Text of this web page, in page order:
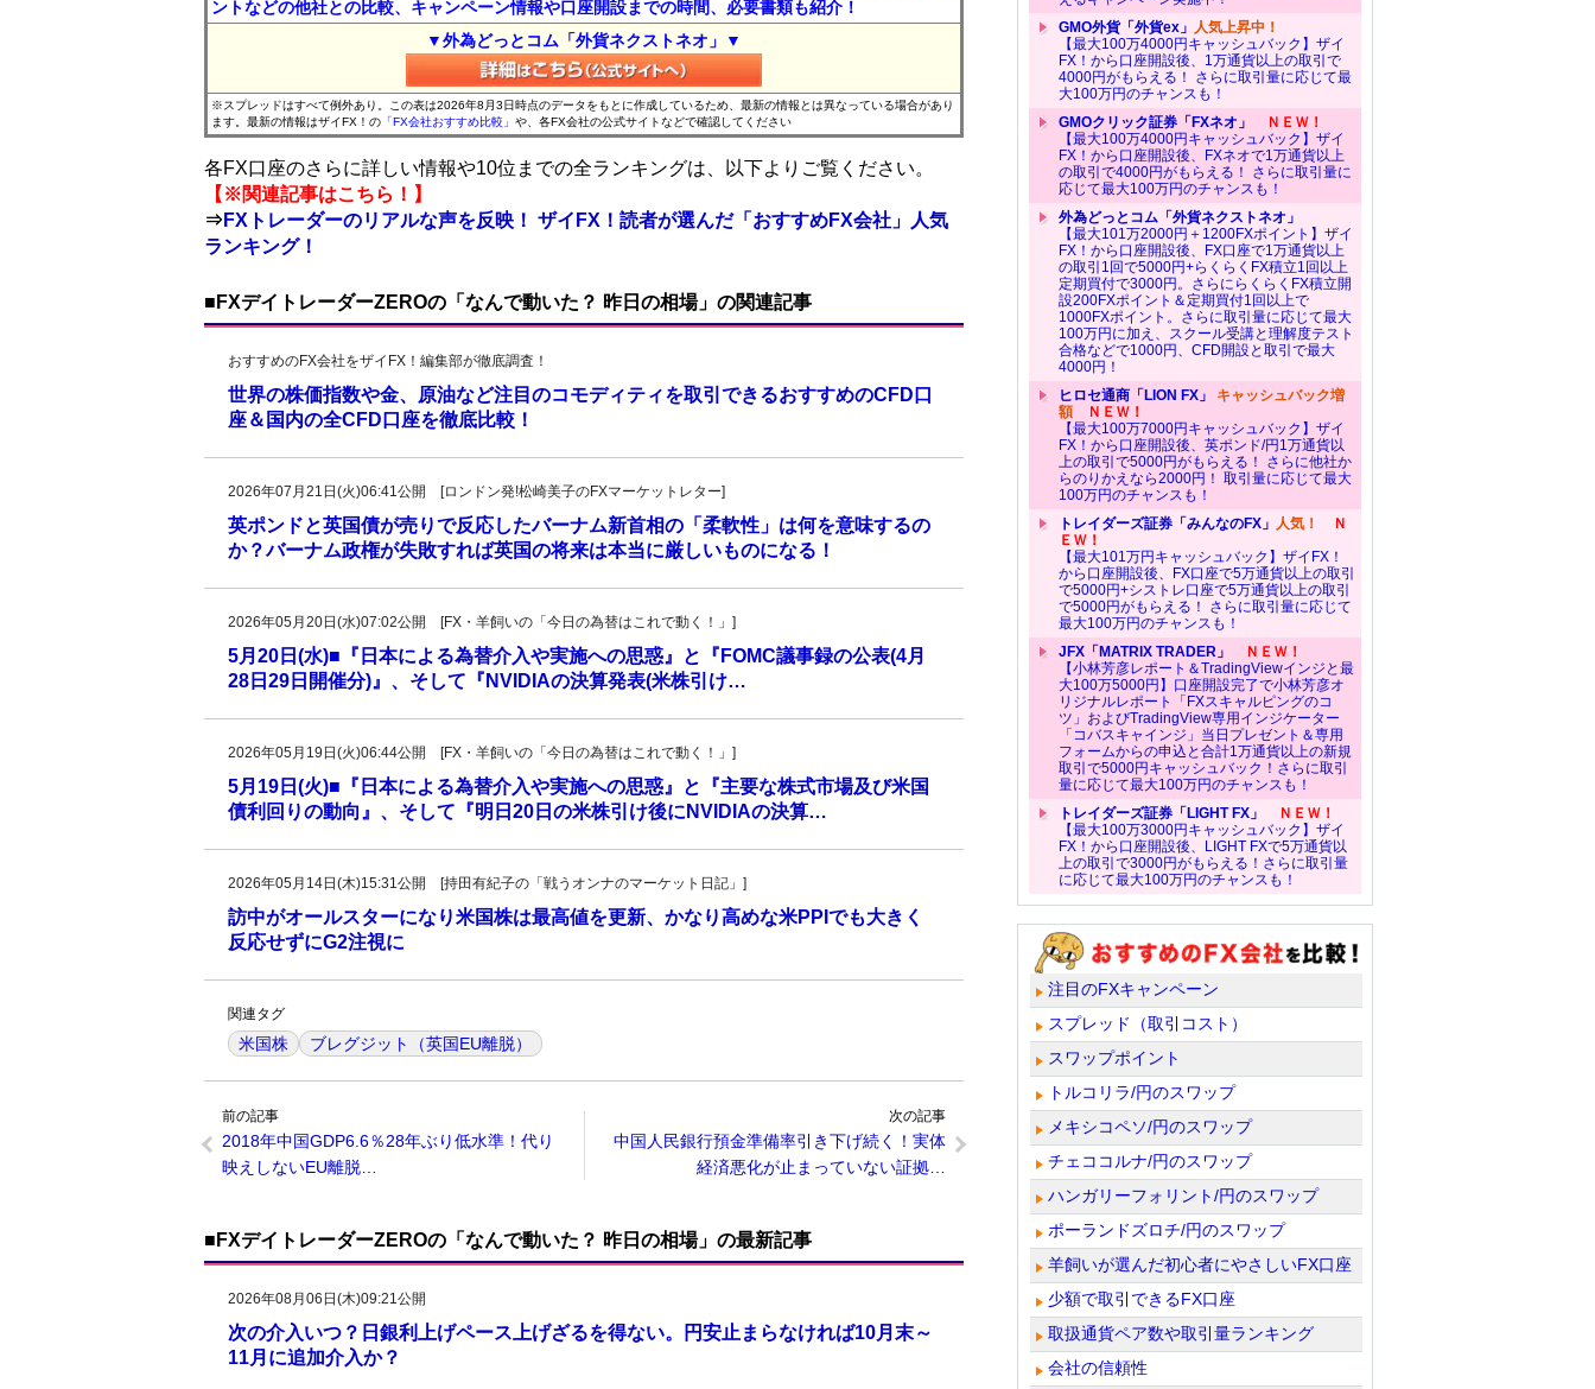
ントなどの他社との比較、キャンペーン情報や口座開設までの時間、必要書類も紹介！
▼外為どっとコム「外貨ネクストネオ」▼
※スプレッドはすべて例外あり。この表は2026年8月3日時点のデータをもとに作成しているため、最新の情報とは異なっている場合があり
ます。最新の情報はザイFX！の 「FX会社おすすめ比較」 や、各FX会社の公式サイトなどで確認してください
各FX口座のさらに詳しい情報や10位までの全ランキングは、以下よりご覧ください。
【※関連記事はこちら！】
⇒FXトレーダーのリアルな声を反映！ ザイFX！読者が選んだ「おすすめFX会社」人気
ランキング！
■FXデイトレーダーZEROの「なんで動いた？ 昨日の相場」の関連記事
おすすめのFX会社をザイFX！編集部が徹底調査！
世界の株価指数や金、原油など注目のコモディティを取引できるおすすめのCFD口
座＆国内の全CFD口座を徹底比較！
2026年07月21日(火)06:41公開 [ロンドン発!松崎美子のFXマーケットレター]
英ポンドと英国債が売りで反応したバーナム新首相の「柔軟性」は何を意味するの
か？バーナム政権が失敗すれば英国の将来は本当に厳しいものになる！
2026年05月20日(水)07:02公開 [FX・羊飼いの「今日の為替はこれで動く！」]
5月20日(水)■『日本による為替介入や実施への思惑』と『FOMC議事録の公表(4月
28日29日開催分)』、そして『NVIDIAの決算発表(米株引け…
2026年05月19日(火)06:44公開 [FX・羊飼いの「今日の為替はこれで動く！」]
5月19日(火)■『日本による為替介入や実施への思惑』と『主要な株式市場及び米国
債利回りの動向』、そして『明日20日の米株引け後にNVIDIAの決算…
2026年05月14日(木)15:31公開 [持田有紀子の「戦うオンナのマーケット日記」]
訪中がオールスターになり米国株は最高値を更新、かなり高めな米PPIでも大きく
反応せずにG2注視に
関連タグ
米国株 ブレグジット（英国EU離脱）
前の記事
2018年中国GDP6.6％28年ぶり低水準！代り
映えしないEU離脱…
次の記事
中国人民銀行預金準備率引き下げ続く！実体
経済悪化が止まっていない証拠…
■FXデイトレーダーZEROの「なんで動いた？ 昨日の相場」の最新記事
2026年08月06日(木)09:21公開
次の介入いつ？日銀利上げペース上げざるを得ない。円安止まらなければ10月末～
11月に追加介入か？
GMO外貨「外貨ex」 人気上昇中！
【最大100万4000円キャッシュバック】ザイ
FX！から口座開設後、1万通貨以上の取引で
4000円がもらえる！ さらに取引量に応じて最
大100万円のチャンスも！
GMOクリック証券「FXネオ」
ＮＥＷ！
【最大100万4000円キャッシュバック】ザイ
FX！から口座開設後、FXネオで1万通貨以上
の取引で4000円がもらえる！ さらに取引量に
応じて最大100万円のチャンスも！
外為どっとコム「外貨ネクストネオ」
【最大101万2000円＋1200FXポイント】ザイ
FX！から口座開設後、FX口座で1万通貨以上
の取引1回で5000円+らくらくFX積立1回以上
定期買付で3000円。さらにらくらくFX積立開
設200FXポイント＆定期買付1回以上で
1000FXポイント。さらに取引量に応じて最大
100万円に加え、スクール受講と理解度テスト
合格などで1000円、CFD開設と取引で最大
4000円！
ヒロセ通商「LION FX」 キャッシュバック増
額ＮＥＷ！
【最大100万7000円キャッシュバック】ザイ
FX！から口座開設後、英ポンド/円1万通貨以
上の取引で5000円がもらえる！ さらに他社か
らのりかえなら2000円！ 取引量に応じて最大
100万円のチャンスも！
トレイダーズ証券「みんなのFX」 人気！
Ｎ
ＥＷ！
【最大101万円キャッシュバック】ザイFX！
から口座開設後、FX口座で5万通貨以上の取引
で5000円+シストレ口座で5万通貨以上の取引
で5000円がもらえる！ さらに取引量に応じて
最大100万円のチャンスも！
JFX「MATRIX TRADER」
ＮＥＷ！
【小林芳彦レポート＆TradingViewインジと最
大100万5000円】口座開設完了で小林芳彦オ
リジナルレポート「FXスキャルピングのコ
ツ」およびTradingView専用インジケーター
「コバスキャインジ」当日プレゼント＆専用
フォームからの申込と合計1万通貨以上の新規
取引で5000円キャッシュバック！さらに取引
量に応じて最大100万円のチャンスも！
トレイダーズ証券「LIGHT FX」
ＮＥＷ！
【最大100万3000円キャッシュバック】ザイ
FX！から口座開設後、LIGHT FXで5万通貨以
上の取引で3000円がもらえる！さらに取引量
に応じて最大100万円のチャンスも！
注目のFXキャンペーン
スプレッド（取引コスト）
スワップポイント
トルコリラ/円のスワップ
メキシコペソ/円のスワップ
チェココルナ/円のスワップ
ハンガリーフォリント/円のスワップ
ポーランドズロチ/円のスワップ
羊飼いが選んだ初心者にやさしいFX口座
少額で取引できるFX口座
取扱通貨ペア数や取引量ランキング
会社の信頼性